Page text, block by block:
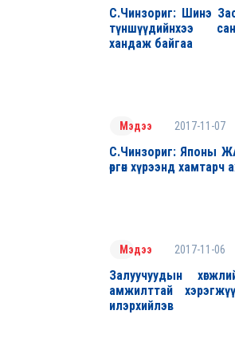
С.Чинзориг: Шинэ
түншүүдийнхээ
хандаж байгаа
Мэдээ 2017-11-07
С.Чинзориг: Японы
өргөн хүрээнд
Мэдээ 2017-11-06
Залуучуудын
амжилттай
илэрхийлэв